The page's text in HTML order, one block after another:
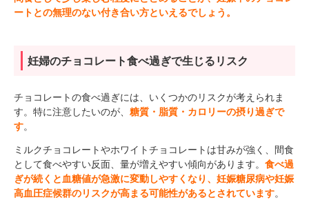
ートとの無理のない付き合い方といえるでしょう。
妊婦のチョコレート食べ過ぎで生じるリスク
チョコレートの食べ過ぎには、いくつかのリスクが考えられま
す。特に注意したいのが、 糖質・脂質・カロリーの摂り過ぎで
す。
ミルクチョコレートやホワイトチョコレートは甘みが強く、間食
として食べやすい反面、量が増えやすい傾向があります。 食べ過
ぎが続くと血糖値が急激に変動しやすくなり、妊娠糖尿病や妊娠
高血圧症候群のリスクが高まる可能性があるとされています。